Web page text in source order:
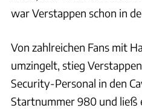
war Verstappen schon in
Von zahlreichen Fans mit
umzingelt, stieg
Security-Personal in den
Startnummer 980 und ließ